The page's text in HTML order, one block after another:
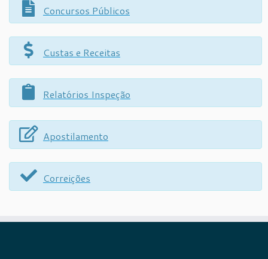
Concursos Públicos
Custas e Receitas
Relatórios Inspeção
Apostilamento
Correições